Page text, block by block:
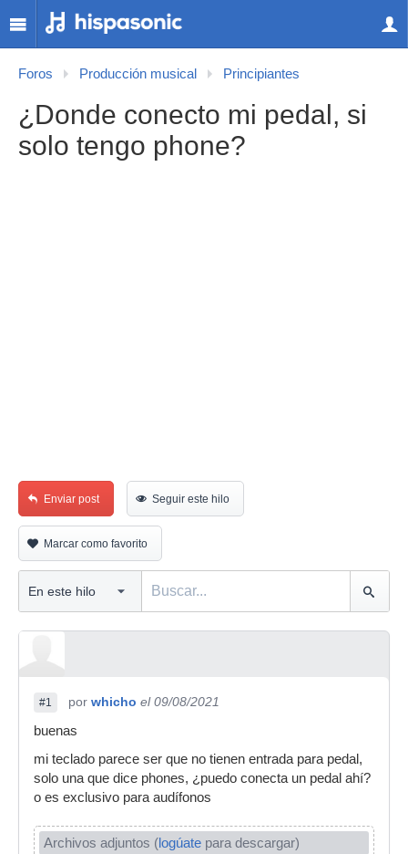
Foros Producción musical Principiantes
¿Donde conecto mi pedal, si
solo tengo phone?
Enviar post Seguir este hilo
Marcar como favorito
#1 por whicho el 09/08/2021
buenas
mi teclado parece ser que no tienen entrada para pedal,
solo una que dice phones, ¿puedo conecta un pedal ahí?
o es exclusivo para audífonos
Archivos adjuntos (logúate para descargar)